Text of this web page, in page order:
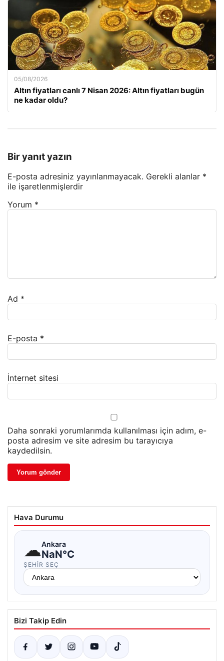
05/08/2026
Altın fiyatları canlı 7 Nisan 2026: Altın fiyatları bugün
ne kadar oldu?
Bir yanıt yazın
E-posta adresiniz yayınlanmayacak. Gerekli alanlar *
ile işaretlenmişlerdir
Yorum *
Ad *
E-posta *
İnternet sitesi
Daha sonraki yorumlarımda kullanılması için adım, e-
posta adresim ve site adresim bu tarayıcıya
kaydedilsin.
Hava Durumu
☁Ankara
NaN°C
ŞEHIR SEÇ
Bizi Takip Edin